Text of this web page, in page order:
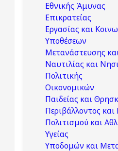
Εθνικής Άμυνας
Επικρατείας
Εργασίας και
Υποθέσεων
Μετανάστευσης
Ναυτιλίας και
Πολιτικής
Οικονομικών
Παιδείας και
Περιβάλλοντος και
Πολιτισμού και
Υγείας
Υποδομών και